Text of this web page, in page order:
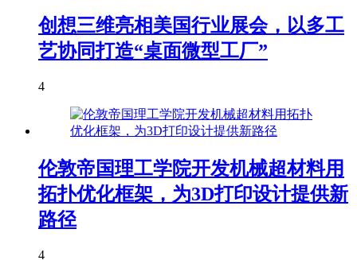
创想三维亮相美国行业展会，以多工
艺协同打造“桌面微型工厂”
4
伦敦帝国理工学院开发机械超材料用
拓扑优化框架，为3D打印设计提供新
路径
4